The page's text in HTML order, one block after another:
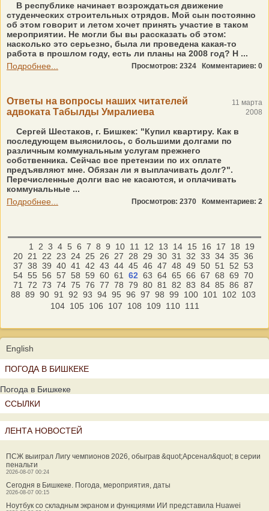
В республике начинает возрождаться движение
студенческих строительных отрядов. Мой сын постоянно
об этом говорит и летом хочет принять участие в таком
мероприятии. Не могли бы вы рассказать об этом:
насколько это серьезно, была ли проведена какая-то
работа в прошлом году, есть ли планы на 2008 год? Н ...
Подробнее...
Просмотров: 2324 Комментариев: 0
Ответы на вопросы наших читателей
адвоката Табылды Умралиева
11 марта
2008
Сергей Шестаков, г. Бишкек: "Купил квартиру. Как в
последующем выяснилось, с большими долгами по
различным коммунальным услугам прежнего
собственника. Сейчас все претензии по их оплате
предъявляют мне. Обязан ли я выплачивать долг?".
Перечисленные долги вас не касаются, и оплачивать
коммунальные ...
Подробнее...
Просмотров: 2370 Комментариев: 2
1 2 3 4 5 6 7 8 9 10 11 12 13 14 15 16 17 18
19
20 21 22 23 24 25 26 27 28 29 30 31 32 33 34 35 36
37 38 39 40 41 42 43 44 45 46 47 48 49 50 51 52 53
54 55 56 57 58 59 60 61 62 63 64 65 66 67 68 69 70
71
72 73 74 75 76 77 78 79 80 81 82 83 84 85 86 87
88 89 90 91 92 93 94 95 96 97 98 99 100 101 102
103
104 105 106 107 108 109 110 111
English
ПОГОДА В БИШКЕКЕ
Погода в Бишкеке
ССЫЛКИ
ЛЕНТА НОВОСТЕЙ
ПСЖ выиграл Лигу чемпионов 2026, обыграв &quot;Арсенал&quot; в серии
пенальти
2026-08-07 00:24
Сегодня в Бишкеке. Погода, мероприятия, даты
2026-08-07 00:15
Ноутбук со складным экраном и функциями ИИ представила Huawei